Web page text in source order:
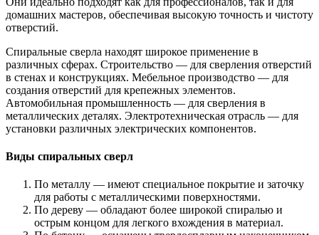
домашних мастеров, обеспечивая высокую точность и чистоту
отверстий.
Спиральные сверла находят широкое применение в
различных сферах. Строительство — для сверления отверстий
в стенах и конструкциях. Мебельное производство — для
создания отверстий для крепежных элементов.
Автомобильная промышленность — для сверления в
металлических деталях. Электротехническая отрасль — для
установки различных электрических компонентов.
Виды спиральных сверл
По металлу — имеют специальное покрытие и заточку
для работы с металлическими поверхностями.
По дереву — обладают более широкой спиралью и
острым концом для легкого вхождения в материал.